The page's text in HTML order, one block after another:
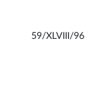
59/XLVIII/96